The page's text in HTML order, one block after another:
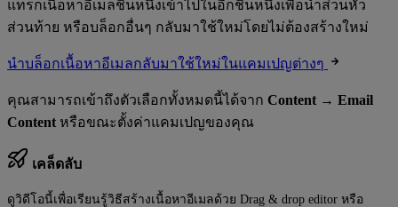
แทรกเนื้อหาอีเมลชิ้นหนึ่งเข้าไปในอีกชิ้นหนึ่งเพื่อนำส่วนหัว
ส่วนท้าย หรือบล็อกอื่นๆ กลับมาใช้ใหม่โดยไม่ต้องสร้างใหม่
นำบล็อกเนื้อหาอีเมลกลับมาใช้ใหม่ในแคมเปญต่างๆ
คุณสามารถเข้าถึงตัวเลือกทั้งหมดนี้ได้จาก Content → Email
Content หรือขณะตั้งค่าแคมเปญของคุณ
เคล็ดลับ
ดูวิดีโอนี้เพื่อเรียนรู้วิธีสร้างเนื้อหาอีเมลด้วย Drag & drop editor หรือ